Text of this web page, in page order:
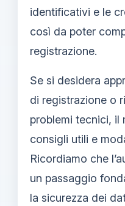
identificativi e le
così da poter
registrazione.
Se si desidera
di registrazione o
problemi tecnici, il
consigli utili e
Ricordiamo che
un passaggio
la sicurezza dei